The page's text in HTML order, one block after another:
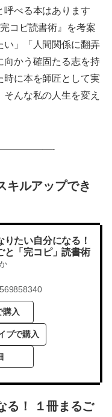
呼べる本はあります
コピ読書術』を考案
い」「人間関係に翻弄
向かう確固たる志を持
時に本を師匠として実
んな私の人生を変え
キルアップでき
りたい自分になる！
と「完コピ」読書術
購入
ブで購入
る！ １冊まるご